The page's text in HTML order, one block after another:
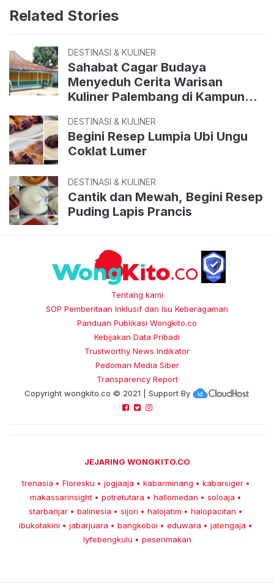
Related Stories
DESTINASI & KULINER
Sahabat Cagar Budaya
Menyeduh Cerita Warisan
Kuliner Palembang di Kampung
DESTINASI & KULINER
Begini Resep Lumpia Ubi Ungu
Coklat Lumer
DESTINASI & KULINER
Cantik dan Mewah, Begini Resep
Puding Lapis Prancis
Tentang kami
SOP Pemberitaan Inklusif dan Isu Keberagaman
Panduan Publikasi Wongkito.co
Kebijakan Data Pribadi
Trustworthy News Indikator
Pedoman Media Siber
Transparency Report
Copyright wongkito.co © 2021 | Support By
JEJARING WONGKITO.CO
trenasia • Floresku • jogjaaja • kabarminang • kabarsiger •
makassarinsight • potretutara • hallomedan • soloaja •
starbanjar • balinesia • sijori • halojatim • halopacitan •
ibukotakini • jabarjuara • bangkoboi • eduwara • jatengaja •
lyfebengkulu • pesenmakan